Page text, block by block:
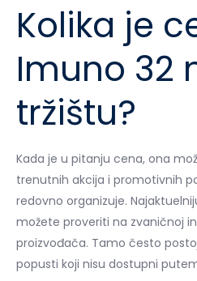
Kolika je
Imuno 32
tržištu?
Kada je u pitanju cena, ona
trenutnih akcija i promotivnih
redovno organizuje.
možete proveriti na zvaničnoj
proizvođača. Tamo često
popusti koji nisu dostupni